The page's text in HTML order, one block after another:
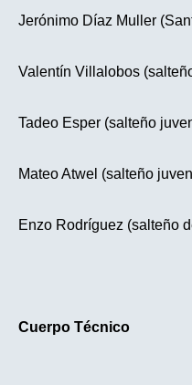
Jerónimo Díaz Muller
Valentín Villalobos
Tadeo Esper (salteño
Mateo Atwel (salteño
Enzo Rodríguez (salteño
Cuerpo Técnico